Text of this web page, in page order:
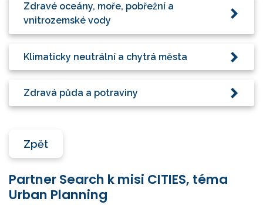
Zdravé oceány, moře, pobřežní a
vnitrozemské vody
Klimaticky neutrální a chytrá města
Zdravá půda a potraviny
Zpět
Partner Search k misi CITIES, téma
Urban Planning